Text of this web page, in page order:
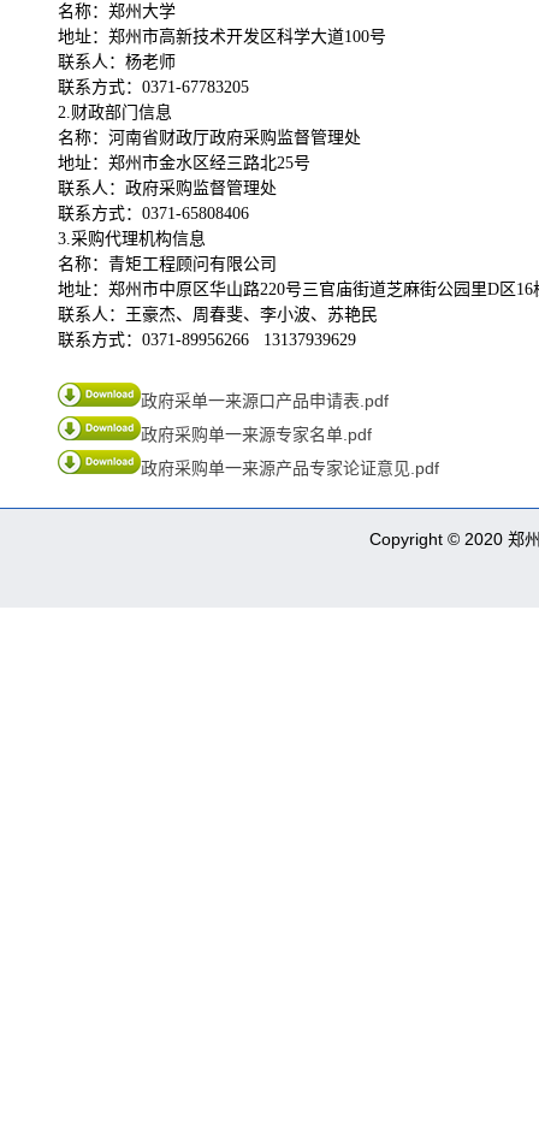
名称： 郑州大学
地址：郑州市高新技术开发区科学大道100号
联系人： 杨老师
联系方式： 0371-67783205
2.财政部门信息
名称：河南省财政厅政府采购监督管理处
地址：郑州市金水区经三路北25号
联系人：政府采购监督管理处
联系方式： 0371-65808406
3.采购代理机构信息
名称：青矩工程顾问有限公司
地址：郑州市中原区华山路220号三官庙街道芝麻街公园里D区16
联系人：
王豪杰、周春斐、李小波、苏艳民
联系方式： 0371-89956266 13137939629
政府采单一来源口产品申请表.pdf
政府采购单一来源专家名单.pdf
政府采购单一来源产品专家论证意见.pdf
Copyright © 2020 郑